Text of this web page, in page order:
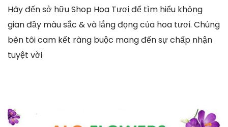
Hãy đến sở hữu Shop Hoa Tươi để tìm hiểu không
gian đầy màu sắc & và lắng đọng của hoa tươi. Chúng
bên tôi cam kết ràng buộc mang đến sự chấp nhận
tuyệt vời